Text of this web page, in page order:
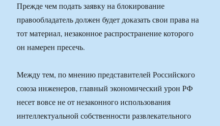
Прежде чем подать заявку на блокирование
правообладатель должен будет доказать свои права на
тот материал, незаконное распространение которого
он намерен пресечь.
Между тем, по мнению представителей Российского
союза инженеров, главный экономический урон РФ
несет вовсе не от незаконного использования
интеллектуальной собственности развлекательного